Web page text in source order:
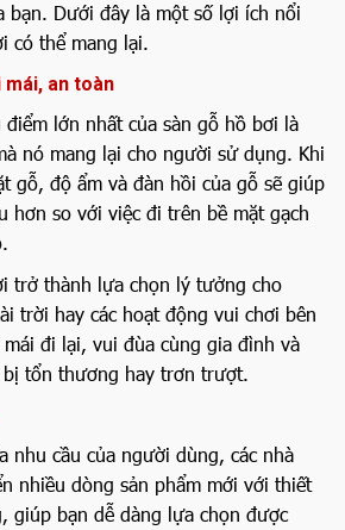
bạn. Dưới đây là một số lợi ích nổi
có thể mang lại.
an toàn
lớn nhất của sàn gỗ hồ bơi là
nó mang lại cho người sử dụng. Khi
gỗ, độ ẩm và đàn hồi của gỗ sẽ giúp
hơn so với việc đi trên bề mặt gạch
trở thành lựa chọn lý tưởng cho
trời hay các hoạt động vui chơi bên
đi lại, vui đùa cùng gia đình và
bị tổn thương hay trơn trượt.
nhu cầu của người dùng, các nhà
nhiều dòng sản phẩm mới với thiết
giúp bạn dễ dàng lựa chọn được